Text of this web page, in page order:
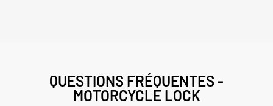
QUESTIONS FRÉQUENTES -
MOTORCYCLE LOCK